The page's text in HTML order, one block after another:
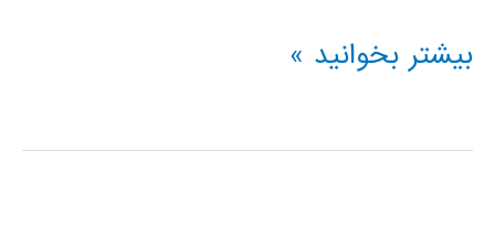
مکانیک
در
بیشتر بخوانید »